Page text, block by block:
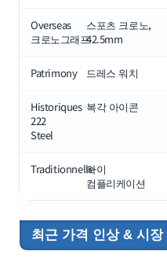
Overseas
크로노그래프
스포츠 크로노,
42.5mm
Patrimony 드레스 워치
Historiques
222
Steel
복각 아이콘
Traditionnelle하이
컴플리케이션
최근 가격 인상 & 시장